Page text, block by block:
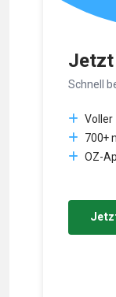
Schnell
700+
OZ-